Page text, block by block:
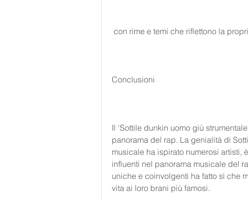
con rime e temi che riflettono la
Conclusioni
Il 'Sottile dunkin uomo giù
panorama del rap. La genialità di
musicale ha ispirato numerosi artisti,
influenti nel panorama musicale del
uniche e coinvolgenti ha fatto sì che
vita ai loro brani più famosi.